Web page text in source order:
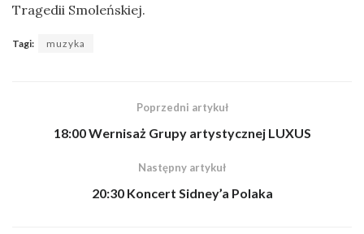
Tragedii Smoleńskiej.
Tagi: muzyka
Poprzedni artykuł
18:00 Wernisaż Grupy artystycznej LUXUS
Następny artykuł
20:30 Koncert Sidney’a Polaka